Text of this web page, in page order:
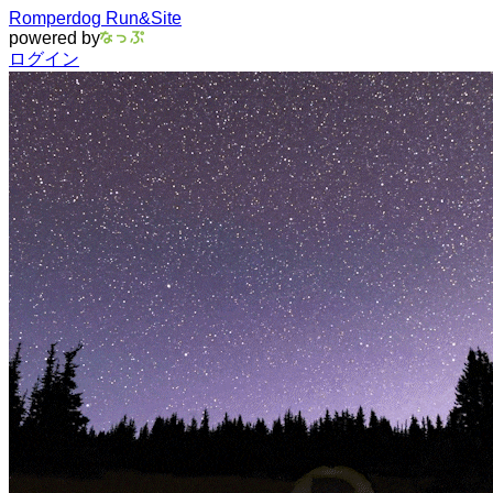
Romperdog Run&Site
powered by
ログイン